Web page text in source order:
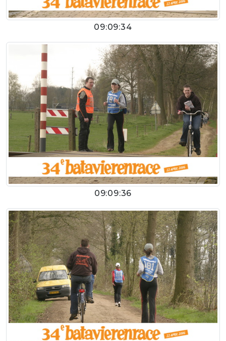
09:09:34
09:09:36